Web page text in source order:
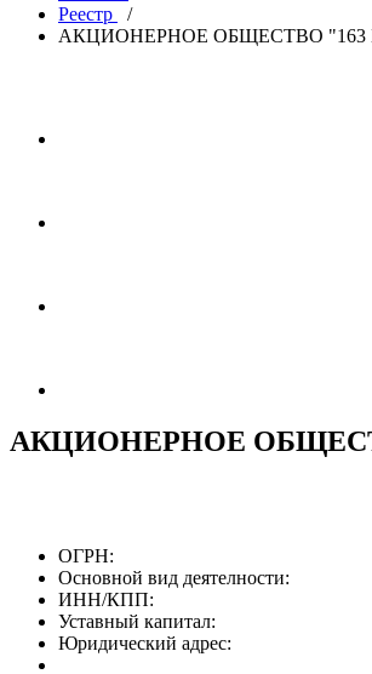
Реестр
/
АКЦИОНЕРНОЕ ОБЩЕСТВО
АКЦИОНЕРНОЕ
ОГРН:
Основной вид деятелности:
ИНН/КПП:
Уставный капитал:
Юридический адрес: